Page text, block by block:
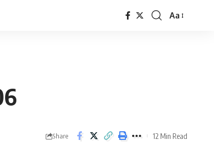
Font
Aa
Share 12 Min Read